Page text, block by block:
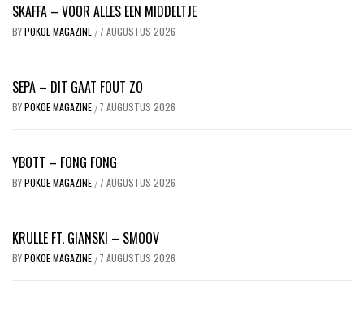
SKAFFA – VOOR ALLES EEN MIDDELTJE
BYPOKOE MAGAZINE / 7 AUGUSTUS 2026
SEPA – DIT GAAT FOUT ZO
BYPOKOE MAGAZINE / 7 AUGUSTUS 2026
YBOTT – FONG FONG
BYPOKOE MAGAZINE / 7 AUGUSTUS 2026
KRULLE FT. GIANSKI – SMOOV
BYPOKOE MAGAZINE / 7 AUGUSTUS 2026